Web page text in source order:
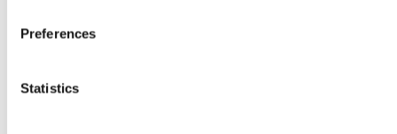
Preferences
Statistics